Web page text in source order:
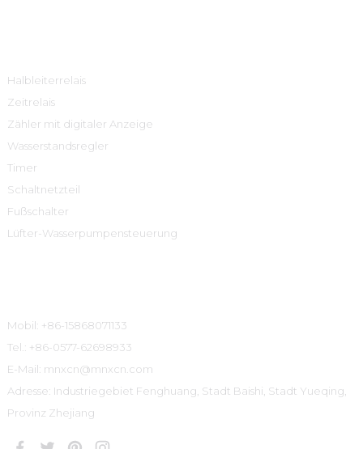
Halbleiterrelais
Zeitrelais
Zähler mit digitaler Anzeige
Wasserstandsregler
Timer
Schaltnetzteil
Fußschalter
Lüfter-Wasserpumpensteuerung
Mobil: +86-15868071133
Tel.: +86-0577-62698933
E-Mail: mnxcn@mnxcn.com
Adresse: Industriegebiet Fenghuang, Stadt Baishi, Stadt Yueqing,
Provinz Zhejiang